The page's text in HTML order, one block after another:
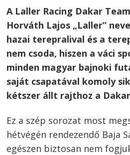
A Laller Racing Dakar
Horváth Lajos „Laller”
hazai terepralival és a
nem csoda, hiszen a váci
minden magyar bajnoki
saját csapatával komoly
kétszer állt rajthoz a
Ez a szép sorozat most
hétvégén rendezendő Baja
egészen biztosan nem